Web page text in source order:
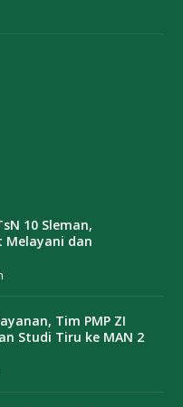
10 Sleman,
Melayani dan
Tim PMP ZI
Studi Tiru ke MAN 2